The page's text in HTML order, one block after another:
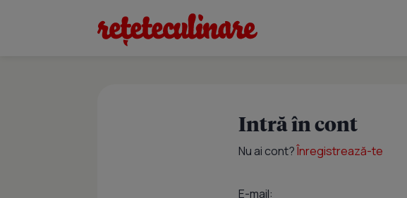
Intră în cont
Nu ai cont?Înregistrează-te
E-mail: